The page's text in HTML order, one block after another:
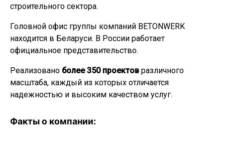
строительного сектора.
Головной офис группы компаний BETONWERK
находится в Беларуси. В России работает
официальное представительство.
Реализовано более 350 проектов различного
масштаба, каждый из которых отличается
надежностью и высоким качеством услуг.
Факты о компании: